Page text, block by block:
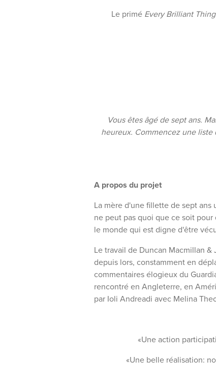
Le primé Every Brilliant Τhing
Vous êtes âgé de sept ans.
heureux. Commencez une liste
A propos du projet
La mère d'une fillette de sept
ne peut pas quoi que ce soit
le monde qui est digne d'être
Le travail de Duncan Macmillan
depuis lors, constamment en
commentaires élogieux du
rencontré en Angleterre, en
par Ioli Andreadi avec Melina
«Une action
«Une belle réalisation: